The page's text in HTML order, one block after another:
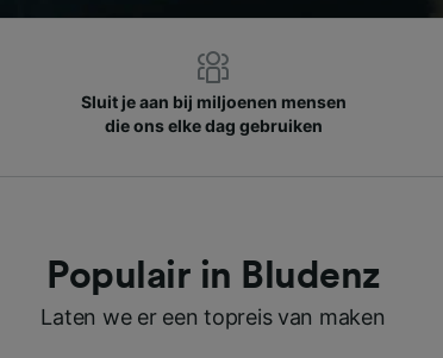
Sluit je aan bij miljoenen mensen
die ons elke dag gebruiken
Populair in Bludenz
Laten we er een topreis van maken